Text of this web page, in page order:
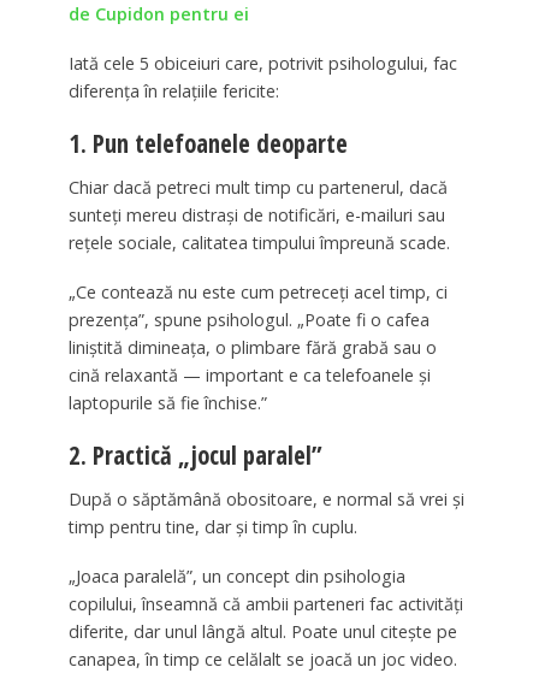
de Cupidon pentru ei
Iată cele 5 obiceiuri care, potrivit psihologului, fac
diferența în relațiile fericite:
1. Pun telefoanele deoparte
Chiar dacă petreci mult timp cu partenerul, dacă
sunteți mereu distrași de notificări, e-mailuri sau
rețele sociale, calitatea timpului împreună scade.
„Ce contează nu este cum petreceți acel timp, ci
prezența”, spune psihologul. „Poate fi o cafea
liniștită dimineața, o plimbare fără grabă sau o
cină relaxantă — important e ca telefoanele și
laptopurile să fie închise.”
2. Practică „jocul paralel”
După o săptămână obositoare, e normal să vrei și
timp pentru tine, dar și timp în cuplu.
„Joaca paralelă”, un concept din psihologia
copilului, înseamnă că ambii parteneri fac activități
diferite, dar unul lângă altul. Poate unul citește pe
canapea, în timp ce celălalt se joacă un joc video.